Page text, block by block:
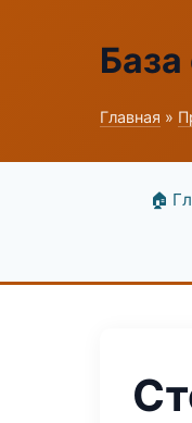
База
Главная »
🏠